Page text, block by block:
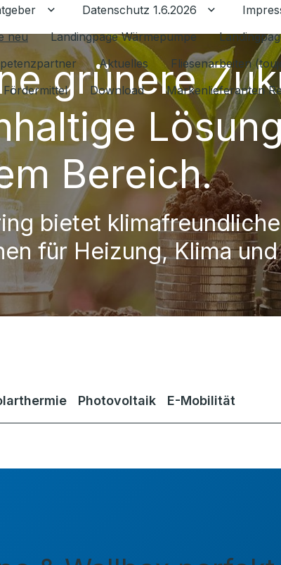
Untermenü für Ratgeber umschalten
Datenschutz 1.6.2026 Untermenü
neu Landingpage Wärmepumpe
Aktuelles
Fliesenarbeiten
Fördermittel Download Markenlieferanten
grünere
Bereich.
bietet klimafreundliche
für Heizung, Klima und
Photovoltaik E-Mobilität